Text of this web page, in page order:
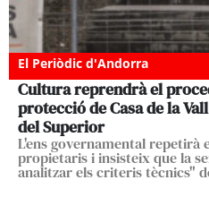
El Periòdic d'Andorra
Cultura reprendrà el
protecció de Casa de la
del Superior
L'ens governamental repetirà
propietaris i insisteix que la
analitzar els criteris tècnics"